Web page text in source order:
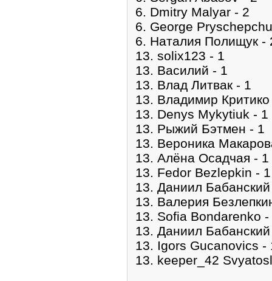
6. Dmitry Malyar - 2
6. George
6. Наталия Полищук -
13. solix123 - 1
13. Василий - 1
13. Влад Литвак - 1
13. Владимир
13. Denys Mykytiuk - 1
13. Рыжий Бэтмен - 1
13. Вероника
13. Алёна Осадчая - 1
13. Fedor Bezlepkin - 1
13. Даниил
13. Валерия
13. Sofia Bondarenko -
13. Даниил
13. Igors Gucanovics -
13. keeper_42